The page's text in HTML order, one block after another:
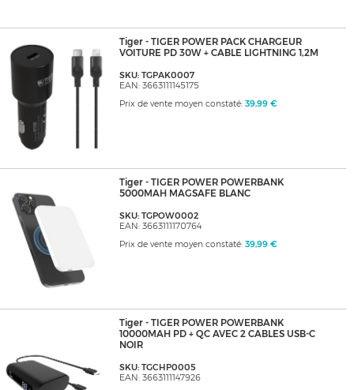
Tiger - TIGER POWER PACK CHARGEUR
VOITURE PD 30W + CABLE LIGHTNING 1,2M
SKU: TGPAK0007
EAN: 3663111145175
Prix de vente moyen constaté: 39,99 €
Tiger - TIGER POWER POWERBANK
5000MAH MAGSAFE BLANC
SKU: TGPOW0002
EAN: 3663111170764
Prix de vente moyen constaté: 39,99 €
Tiger - TIGER POWER POWERBANK
10000MAH PD + QC AVEC 2 CABLES USB-C
NOIR
SKU: TGCHP0005
EAN: 3663111147926